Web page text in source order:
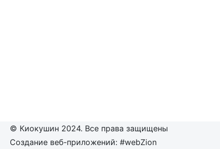
© Киокушин 2024. Все права защищены
Создание веб-приложений: #webZion